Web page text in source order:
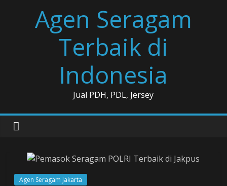
Agen Seragam
Terbaik di
Indonesia
Jual PDH, PDL, Jersey
Agen Seragam Jakarta